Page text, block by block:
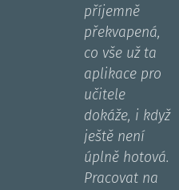
příjemně
překvapená,
co vše už ta
aplikace pro
učitele
dokáže, i když
ještě není
úplně hotová.
Pracovat na